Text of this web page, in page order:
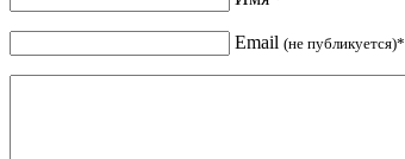
Email (не публикуется)*